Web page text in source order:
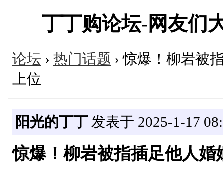
丁丁购论坛-网友们
论坛 › 热门话题 › 惊爆！柳岩被
上位
阳光的丁丁发表于 2025-1-17
惊爆！柳岩被指插足他人婚